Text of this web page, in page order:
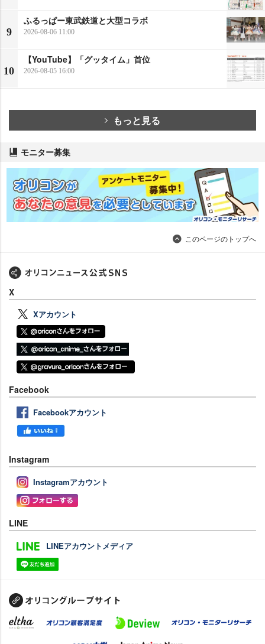
9
ふるっぱー東武鉄道と大型コラボ
2026-08-06 11:00
10
【YouTube】「グッタイム」首位
2026-08-05 16:00
もっと見る
モニター募集
このページのトップへ
X
Xアカウント
Facebook
Facebookアカウント
Instagram
Instagramアカウント
LINE
LINEアカウントメディア